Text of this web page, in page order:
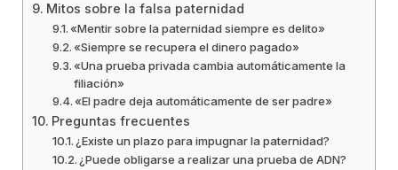
Mitos sobre la falsa paternidad
«Mentir sobre la paternidad siempre es delito»
«Siempre se recupera el dinero pagado»
«Una prueba privada cambia automáticamente la
filiación»
«El padre deja automáticamente de ser padre»
Preguntas frecuentes
¿Existe un plazo para impugnar la paternidad?
¿Puede obligarse a realizar una prueba de ADN?